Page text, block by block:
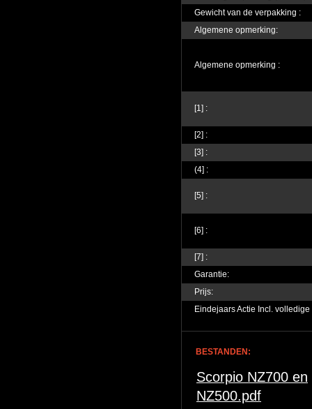
Gewicht van de verpakking :
Algemene opmerking:
Algemene opmerking :
[1] :
[2] :
[3] :
(4] :
[5] :
[6] :
[7] :
Garantie:
Prijs:
Eindejaars Actie Incl. volledige
BESTANDEN:
Scorpio NZ700 en
NZ500.pdf